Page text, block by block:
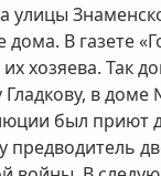
улицы
В газете
их хозяева. Так
Гладкову, в
был приют
предводитель